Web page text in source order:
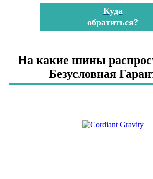
Куда
обратиться?
На какие шины
Безусловная